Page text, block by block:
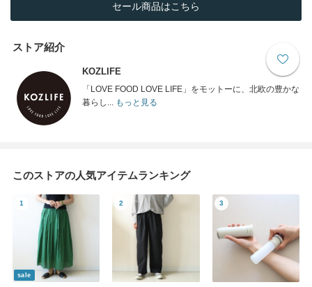
セール商品はこちら
ストア紹介
KOZLIFE
「LOVE FOOD LOVE LIFE」をモットーに、北欧の豊かな
暮らし...
もっと見る
このストアの人気アイテムランキング
sale